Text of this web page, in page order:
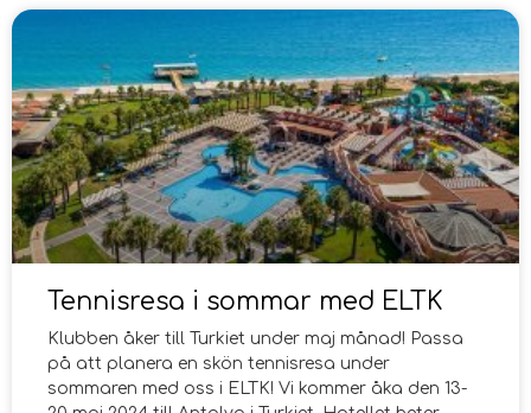
Tennisresa i sommar med ELTK
Klubben åker till Turkiet under maj månad! Passa
på att planera en skön tennisresa under
sommaren med oss i ELTK! Vi kommer åka den 13-